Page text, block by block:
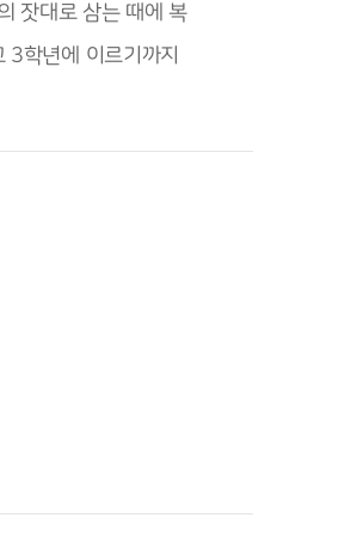
잣대로 삼는 때에 복
학년에 이르기까지